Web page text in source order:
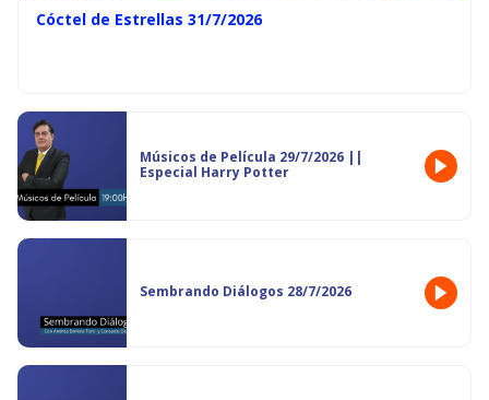
Cóctel de Estrellas 31/7/2026
Músicos de Película 29/7/2026 ||
Especial Harry Potter
Sembrando Diálogos 28/7/2026